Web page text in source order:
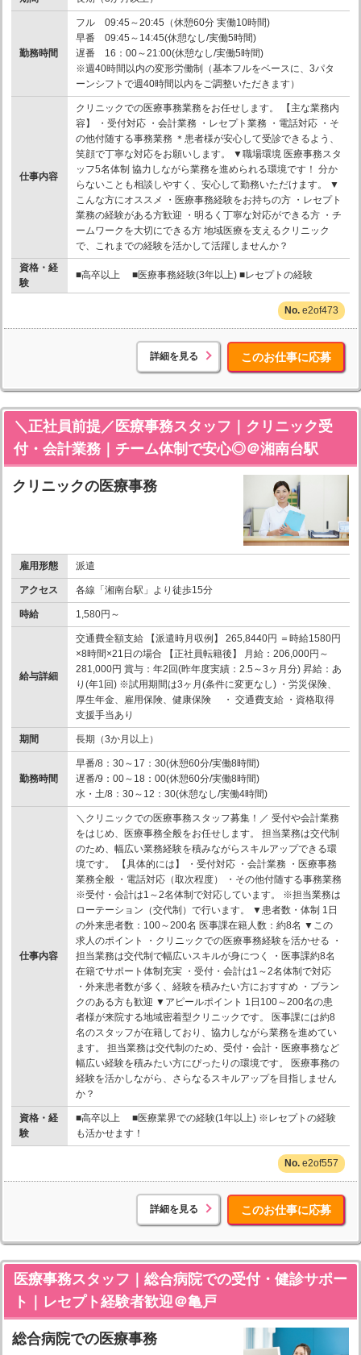
勤務時間
フル 09:45～20:45（休憩60分 実働10時間)
早番 09:45～14:45(休憩なし/実働5時間)
遅番 16：00～21:00(休憩なし/実働5時間)
※週40時間以内の変形労働制（基本フルをベースに、3パタ
ーンシフトで週40時間以内をご調整いただきます）
仕事内容
クリニックでの医療事務業務をお任せします。 【主な業務内
容】 ・受付対応 ・会計業務 ・レセプト業務 ・電話対応 ・そ
の他付随する事務業務 ＊患者様が安心して受診できるよう、
笑顔で丁寧な対応をお願いします。 ▼職場環境 医療事務スタ
ッフ5名体制 協力しながら業務を進められる環境です！ 分か
らないことも相談しやすく、安心して勤務いただけます。 ▼
こんな方にオススメ ・医療事務経験をお持ちの方 ・レセプト
業務の経験がある方歓迎 ・明るく丁寧な対応ができる方 ・チ
ームワークを大切にできる方 地域医療を支えるクリニック
で、これまでの経験を活かして活躍しませんか？
資格・経
験
■高卒以上 ■医療事務経験(3年以上) ■レセプトの経験
e2of473
詳細を見る このお仕事に応募
＼正社員前提／医療事務スタッフ｜クリニック受
付・会計業務｜チーム体制で安心◎＠湘南台駅
クリニックの医療事務
雇用形態 派遣
アクセス 各線「湘南台駅」より徒歩15分
時給 1,580円～
給与詳細
交通費全額支給 【派遣時月収例】 265,8440円 ＝時給1580円
×8時間×21日の場合 【正社員転籍後】 月給：206,000円～
281,000円 賞与：年2回(昨年度実績：2.5～3ヶ月分) 昇給：あ
り(年1回) ※試用期間は3ヶ月(条件に変更なし) ・労災保険、
厚生年金、雇用保険、健康保険 ・ 交通費支給 ・資格取得
支援手当あり
期間 長期（3か月以上）
勤務時間
早番/8：30～17：30(休憩60分/実働8時間)
遅番/9：00～18：00(休憩60分/実働8時間)
水・土/8：30～12：30(休憩なし/実働4時間)
仕事内容
＼クリニックでの医療事務スタッフ募集！／ 受付や会計業務
をはじめ、医療事務全般をお任せします。 担当業務は交代制
のため、幅広い業務経験を積みながらスキルアップできる環
境です。 【具体的には】 ・受付対応 ・会計業務 ・医療事務
業務全般 ・電話対応（取次程度） ・その他付随する事務業務
※受付・会計は1～2名体制で対応しています。 ※担当業務は
ローテーション（交代制）で行います。 ▼患者数・体制 1日
の外来患者数：100～200名 医事課在籍人数：約8名 ▼この
求人のポイント ・クリニックでの医療事務経験を活かせる ・
担当業務は交代制で幅広いスキルが身につく ・医事課約8名
在籍でサポート体制充実 ・受付・会計は1～2名体制で対応
・外来患者数が多く、経験を積みたい方におすすめ ・ブラン
クのある方も歓迎 ▼アピールポイント 1日100～200名の患
者様が来院する地域密着型クリニックです。 医事課には約8
名のスタッフが在籍しており、協力しながら業務を進めてい
ます。 担当業務は交代制のため、受付・会計・医療事務など
幅広い経験を積みたい方にぴったりの環境です。 医療事務の
経験を活かしながら、さらなるスキルアップを目指しません
か？
資格・経
験
■高卒以上 ■医療業界での経験(1年以上) ※レセプトの経験
も活かせます！
e2of557
詳細を見る このお仕事に応募
医療事務スタッフ｜総合病院での受付・健診サポー
ト｜レセプト経験者歓迎＠亀戸
総合病院での医療事務